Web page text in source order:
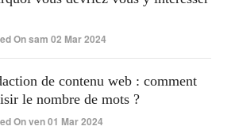
On sam 02 Mar 2024
de contenu web : comment
le nombre de mots ?
On ven 01 Mar 2024